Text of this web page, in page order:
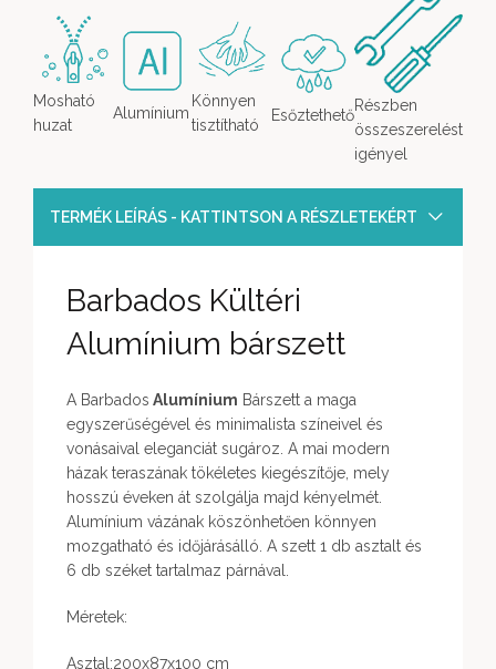
Mosható
huzat
Alumínium
Könnyen
tisztítható
Esőztethető
Részben
összeszerelést
igényel
TERMÉK LEÍRÁS - KATTINTSON A RÉSZLETEKÉRT
Barbados Kültéri
Alumínium bárszett
A Barbados Alumínium Bárszett a maga
egyszerűségével és minimalista színeivel és
vonásaival eleganciát sugároz. A mai modern
házak teraszának tökéletes kiegészítője, mely
hosszú éveken át szolgálja majd kényelmét.
Alumínium vázának köszönhetően könnyen
mozgatható és időjárásálló. A szett 1 db asztalt és
6 db széket tartalmaz párnával.
Méretek:
Asztal:200x87x100 cm